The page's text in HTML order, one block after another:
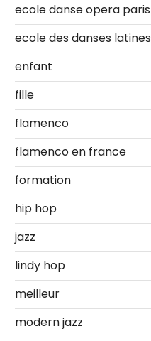
ecole danse opera paris
ecole des danses latines
enfant
fille
flamenco
flamenco en france
formation
hip hop
jazz
lindy hop
meilleur
modern jazz